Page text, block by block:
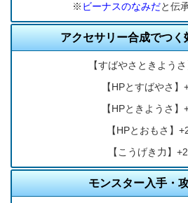
※ ビーナスのなみだと伝
アクセサリー合成でつく
【すばやさときよう
【HPとすばやさ】
【HPときようさ】
【HPとおもさ】
【こうげき力】
モンスター入手・